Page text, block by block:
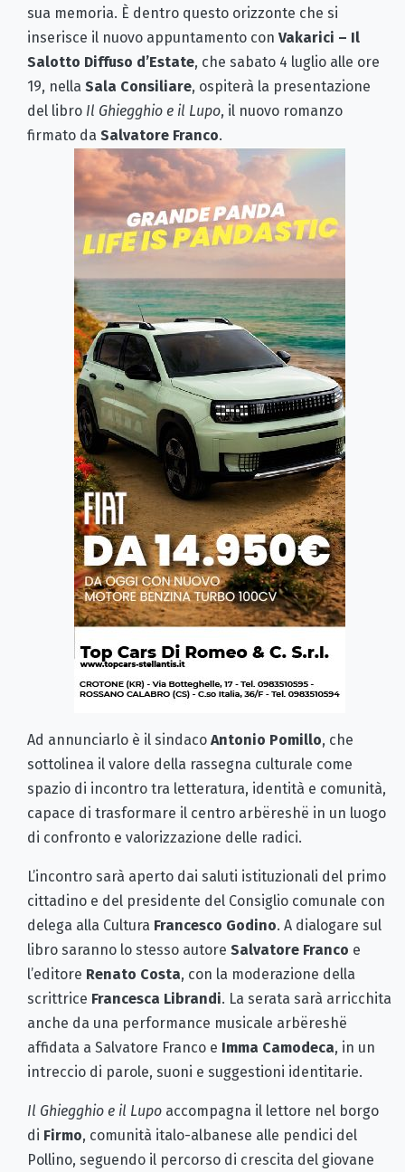
sua memoria. È dentro questo orizzonte che si
inserisce il nuovo appuntamento con Vakarici – Il
Salotto Diffuso d’Estate, che sabato 4 luglio alle ore
19, nella Sala Consiliare, ospiterà la presentazione
del libro Il Ghiegghio e il Lupo, il nuovo romanzo
firmato da Salvatore Franco.
Ad annunciarlo è il sindaco Antonio Pomillo, che
sottolinea il valore della rassegna culturale come
spazio di incontro tra letteratura, identità e comunità,
capace di trasformare il centro arbëreshë in un luogo
di confronto e valorizzazione delle radici.
L’incontro sarà aperto dai saluti istituzionali del primo
cittadino e del presidente del Consiglio comunale con
delega alla Cultura Francesco Godino. A dialogare sul
libro saranno lo stesso autore Salvatore Franco e
l’editore Renato Costa, con la moderazione della
scrittrice Francesca Librandi. La serata sarà arricchita
anche da una performance musicale arbëreshë
affidata a Salvatore Franco e Imma Camodeca, in un
intreccio di parole, suoni e suggestioni identitarie.
Il Ghiegghio e il Lupo accompagna il lettore nel borgo
di Firmo, comunità italo-albanese alle pendici del
Pollino, seguendo il percorso di crescita del giovane